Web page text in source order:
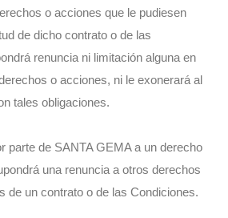
o acciones que le pudiesen
de dicho contrato o de las
renuncia ni limitación alguna en
o acciones, ni le exonerará al
tales obligaciones.
parte de SANTA GEMA a un derecho
una renuncia a otros derechos
de un contrato o de las Condiciones.